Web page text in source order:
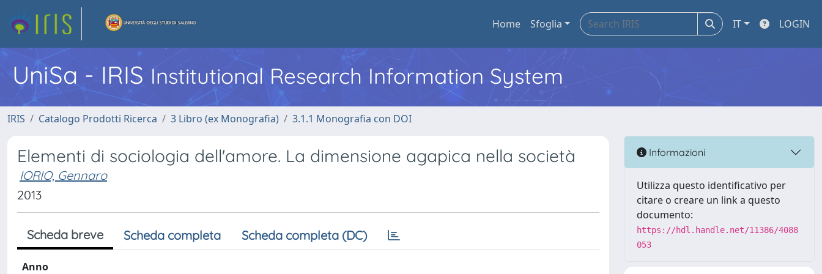
Home Sfoglia IT LOGIN
UniSa - IRIS Institutional Research Information System
IRIS Catalogo Prodotti Ricerca 3 Libro (ex Monografia) 3.1.1 Monografia con DOI
Elementi di sociologia dell'amore. La dimensione agapica nella società
IORIO, Gennaro
2013
Scheda breve Scheda completa Scheda completa (DC)
Anno
Informazioni
Utilizza questo identificativo per
citare o creare un link a questo
documento:
https://hdl.handle.net/11386/4088
053